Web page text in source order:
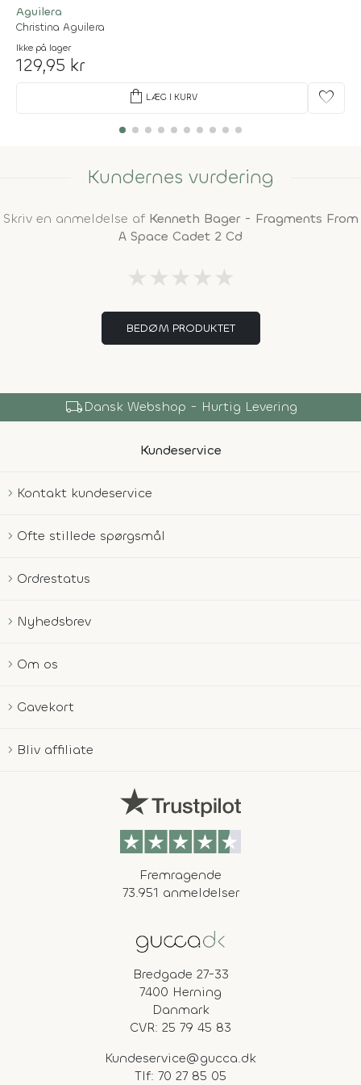
Aguilera
Christina Aguilera
Ikke på lager
129,95 kr
shopping_bag LÆG I KURV favorite
Kundernes vurdering
Skriv en anmeldelse af Kenneth Bager - Fragments From
A Space Cadet 2 Cd
★ ★ ★ ★ ★
BEDØM PRODUKTET
local_shippingDansk Webshop - Hurtig Levering
Kundeservice
Kontakt kundeservice
Ofte stillede spørgsmål
Ordrestatus
Nyhedsbrev
Om os
Gavekort
Bliv affiliate
Fremragende
73.951 anmeldelser
Bredgade 27-33
7400 Herning
Danmark
CVR: 25 79 45 83
Kundeservice@gucca.dk
Tlf: 70 27 85 05